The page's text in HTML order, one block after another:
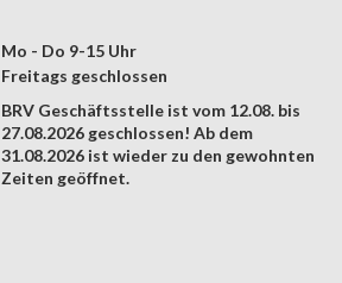
Mo - Do 9-15 Uhr
Freitags geschlossen
BRV Geschäftsstelle ist vom 12.08. bis
27.08.2026 geschlossen! Ab dem
31.08.2026 ist wieder zu den gewohnten
Zeiten geöffnet.